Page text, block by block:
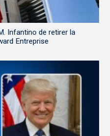
Infantino de retirer la
Entreprise